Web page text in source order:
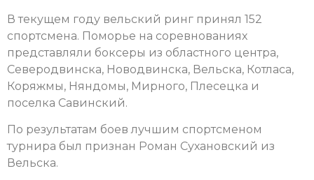
В текущем году вельский ринг принял 152
спортсмена. Поморье на соревнованиях
представляли боксеры из областного центра,
Северодвинска, Новодвинска, Вельска, Котласа,
Коряжмы, Няндомы, Мирного, Плесецка и
поселка Савинский.
По результатам боев лучшим спортсменом
турнира был признан Роман Сухановский из
Вельска.